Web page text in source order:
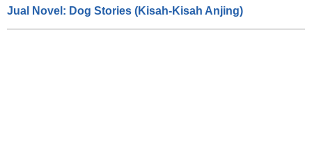
Jual Novel: Dog Stories (Kisah-Kisah Anjing)